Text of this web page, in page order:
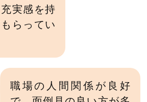
実感を持
らってい
職場の人間関係が良好